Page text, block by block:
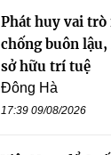
Phát huy vai
chống buôn
sở hữu trí tuệ
Đông Hà
17:39 09/08/2026